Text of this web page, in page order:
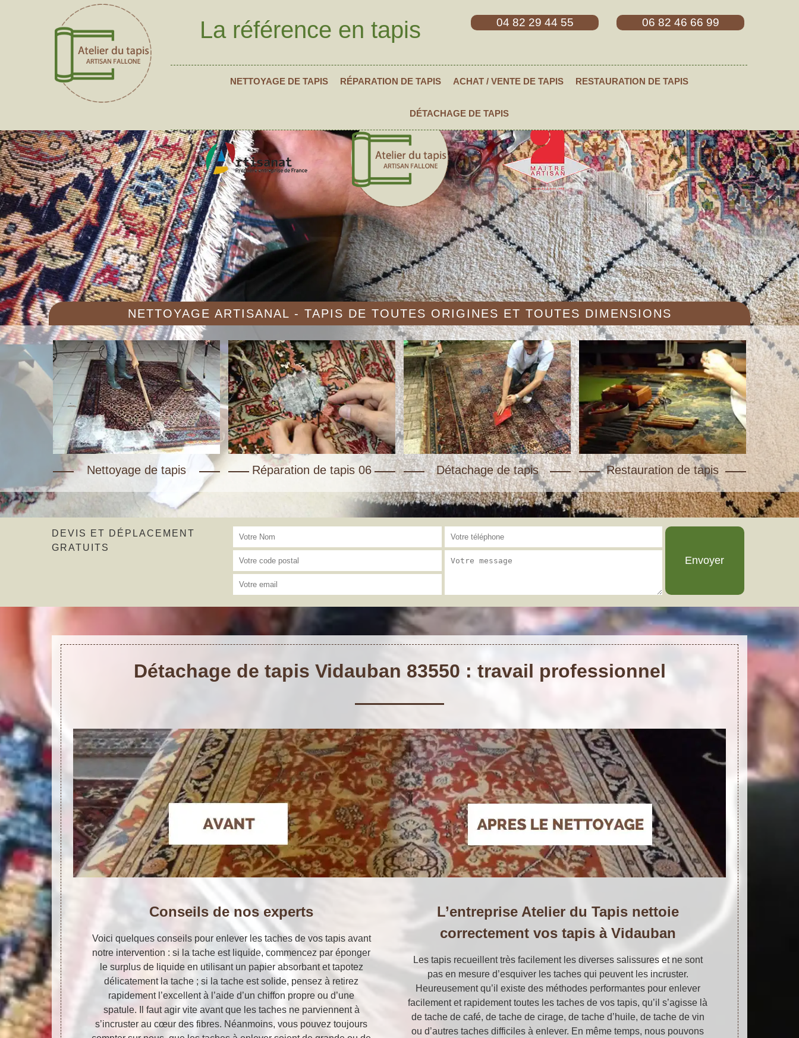
La référence en tapis 04 82 29 44 55 06 82 46 66 99
NETTOYAGE DE TAPIS RÉPARATION DE TAPIS ACHAT / VENTE DE TAPIS RESTAURATION DE TAPIS
DÉTACHAGE DE TAPIS
NETTOYAGE ARTISANAL - TAPIS DE TOUTES ORIGINES ET TOUTES DIMENSIONS
Nettoyage de tapis Réparation de tapis 06 Détachage de tapis Restauration de tapis
DEVIS ET DÉPLACEMENT
GRATUITS
Détachage de tapis Vidauban 83550 : travail professionnel
Conseils de nos experts
Voici quelques conseils pour enlever les taches de vos tapis avant
notre intervention : si la tache est liquide, commencez par éponger
le surplus de liquide en utilisant un papier absorbant et tapotez
délicatement la tache ; si la tache est solide, pensez à retirez
rapidement l’excellent à l’aide d’un chiffon propre ou d’une
spatule. Il faut agir vite avant que les taches ne parviennent à
s’incruster au cœur des fibres. Néanmoins, vous pouvez toujours
L’entreprise Atelier du Tapis nettoie
correctement vos tapis à Vidauban
Les tapis recueillent très facilement les diverses salissures et ne sont
pas en mesure d’esquiver les taches qui peuvent les incruster.
Heureusement qu’il existe des méthodes performantes pour enlever
facilement et rapidement toutes les taches de vos tapis, qu’il s’agisse là
de tache de café, de tache de cirage, de tache d’huile, de tache de vin
ou d’autres taches difficiles à enlever. En même temps, nous pouvons